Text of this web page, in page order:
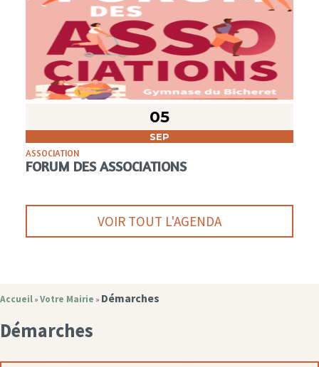
05
SEP
ASSOCIATION
FORUM DES ASSOCIATIONS
VOIR TOUT L'AGENDA
Accueil » Votre Mairie » Démarches
Démarches